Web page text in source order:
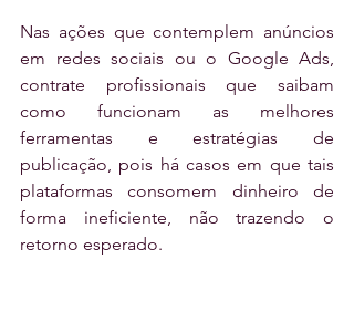
Nas ações que contemplem anúncios
em redes sociais ou o Google Ads,
contrate profissionais que saibam
como funcionam as melhores
ferramentas e estratégias de
publicação, pois há casos em que tais
plataformas consomem dinheiro de
forma ineficiente, não trazendo o
retorno esperado.